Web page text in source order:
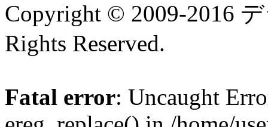
Copyright © 2009-2016
Rights Reserved.
Fatal error: Uncaught